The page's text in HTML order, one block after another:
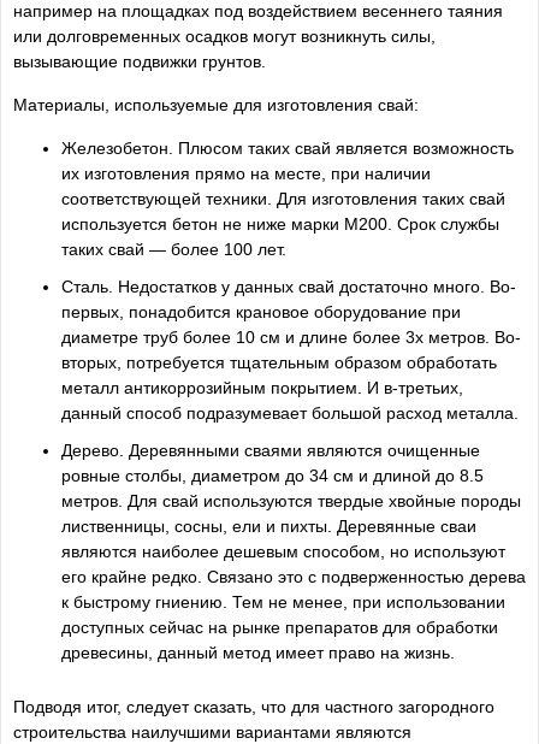
например на площадках под воздействием весеннего таяния
или долговременных осадков могут возникнуть силы,
вызывающие подвижки грунтов.
Материалы, используемые для изготовления свай:
Железобетон. Плюсом таких свай является возможность
их изготовления прямо на месте, при наличии
соответствующей техники. Для изготовления таких свай
используется бетон не ниже марки М200. Срок службы
таких свай — более 100 лет.
Сталь. Недостатков у данных свай достаточно много. Во-
первых, понадобится крановое оборудование при
диаметре труб более 10 см и длине более 3х метров. Во-
вторых, потребуется тщательным образом обработать
металл антикоррозийным покрытием. И в-третьих,
данный способ подразумевает большой расход металла.
Дерево. Деревянными сваями являются очищенные
ровные столбы, диаметром до 34 см и длиной до 8.5
метров. Для свай используются твердые хвойные породы
лиственницы, сосны, ели и пихты. Деревянные сваи
являются наиболее дешевым способом, но используют
его крайне редко. Связано это с подверженностью дерева
к быстрому гниению. Тем не менее, при использовании
доступных сейчас на рынке препаратов для обработки
древесины, данный метод имеет право на жизнь.
Подводя итог, следует сказать, что для частного загородного
строительства наилучшими вариантами являются